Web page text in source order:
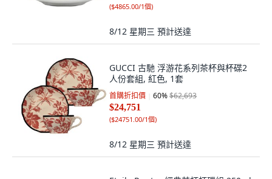
($4865.00/1個)
8/12 星期三 預計送達
GUCCI 古馳 浮游花系列茶杯與杯碟2
人份套組, 紅色, 1套
首購折扣價 60%$62,693
$24,751
($24751.00/1個)
8/12 星期三 預計送達